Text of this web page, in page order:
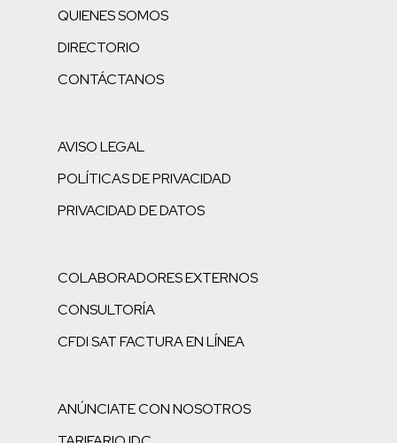
QUIENES SOMOS
DIRECTORIO
CONTÁCTANOS
AVISO LEGAL
POLÍTICAS DE PRIVACIDAD
PRIVACIDAD DE DATOS
COLABORADORES EXTERNOS
CONSULTORÍA
CFDI SAT FACTURA EN LÍNEA
ANÚNCIATE CON NOSOTROS